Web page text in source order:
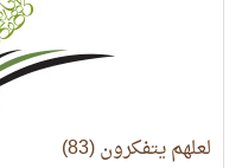
لعلهم يتفكرون (83)